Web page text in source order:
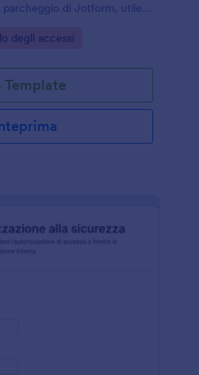
di Jotform, utile
degli accessi
Template